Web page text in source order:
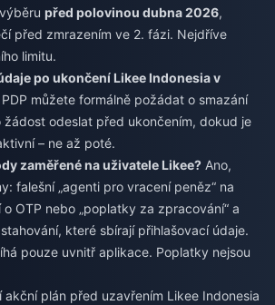
před polovinou dubna 2026,
před zmrazením ve 2. fázi. Nejdříve
limitu.
po ukončení Likee Indonesia v
PDP můžete formálně požádat o smazání
odeslat před ukončením, dokud je
– ne až poté.
zaměřené na uživatele Likee? Ano,
falešní „agenti pro vracení peněz“ na
OTP nebo „poplatky za zpracování“ a
které sbírají přihlašovací údaje.
pouze uvnitř aplikace. Poplatky nejsou
akční plán před uzavřením Likee Indonesia